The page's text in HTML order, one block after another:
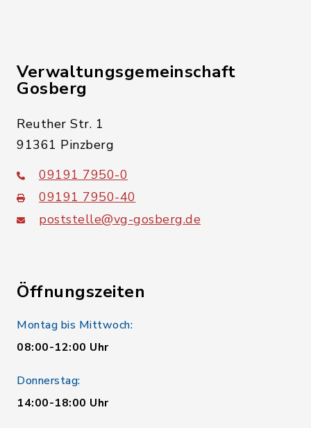
Verwaltungsgemeinschaft
Gosberg
Reuther Str. 1
91361 Pinzberg
09191 7950-0
09191 7950-40
poststelle@vg-gosberg.de
Öffnungszeiten
Montag bis Mittwoch:
08:00-12:00 Uhr
Donnerstag:
14:00-18:00 Uhr